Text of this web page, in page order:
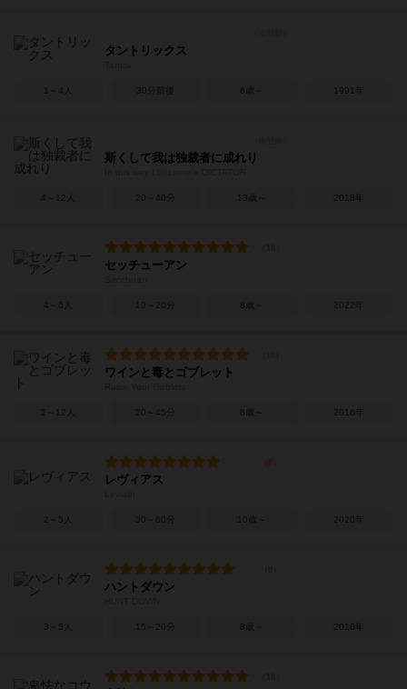
タントリックス
1～4人 30分前後 8歳～ 1991年
斯くして我は独裁者に成れり
4～12人 20～40分 13歳～ 2018年
セッチューアン
4～6人 10～20分 8歳～ 2022年
ワインと毒とゴブレット
2～12人 20～45分 8歳～ 2016年
レヴィアス
2～5人 30～60分 10歳～ 2020年
ハントダウン
3～5人 15～20分 8歳～ 2016年